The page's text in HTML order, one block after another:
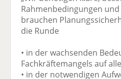
Rahmenbedingungen
brauchen
die Runde
• in der wachsenden
Fachkräftemangels auf
• in der notwendigen